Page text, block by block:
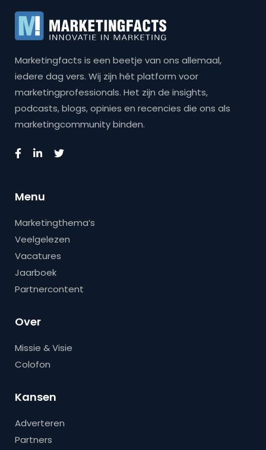
Marketingfacts is een beetje van ons allemaal,
iedere dag vers. Wij zijn hét platform voor
marketingprofessionals. Het zijn de insights,
podcasts, blogs, opinies en recencies die ons als
marketingcommunity binden.
Menu
Marketingthema’s
Veelgelezen
Vacatures
Jaarboek
Partnercontent
Over
Missie & Visie
Colofon
Kansen
Adverteren
Partners